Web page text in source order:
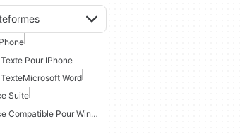
Pour IPhone
Microsoft Word
Suite
Microsoft Office Compatible Pour Windows 7